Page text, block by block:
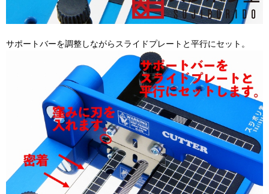
サポートバーを調整しながらスライドプレートと平行にセット。